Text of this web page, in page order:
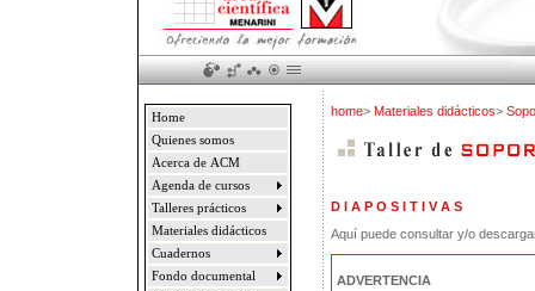
Home
Quienes somos
Acerca de ACM
Agenda de cursos
Talleres prácticos
Materiales didácticos
Cuadernos
Fondo documental
home> Materiales didácticos>
D I A P O S I T I V A S
Aquí puede consultar y/o
ADVERTENCIA